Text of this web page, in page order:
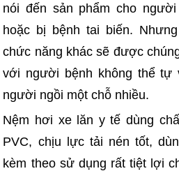
nói đến sản phẩm cho
hoặc bị bệnh tai biến.
chức năng khác sẽ được
với người bệnh không thể tự
người ngồi một chỗ nhiều.
Nệm hơi xe lăn y tế dùng
PVC, chịu lực tải nén tốt,
kèm theo sử dụng rất tiệt lợi